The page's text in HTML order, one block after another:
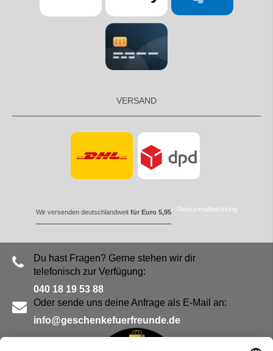
VERSAND
Wir versenden deutschlandweit für Euro 5,95 Retourenabwicklung
Du hast Fragen? Gerne stehen wir dir
telefonisch zur Verfügung:
040 18 19 53 88
Oder sende uns deine Anfrage als E-Mail an:
info@geschenkefuerfreunde.de